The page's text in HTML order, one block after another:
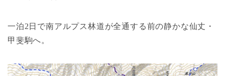
一泊2日で南アルプス林道が全通する前の静かな仙丈・
甲斐駒へ。